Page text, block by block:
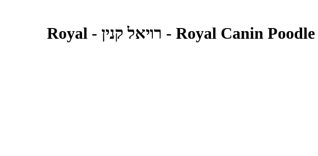
מזון רטוב לכלבים בוגרים מגזע פודל 85 גרם | Royal Canin Poodle Adult Pouch - רויאל קנין - Royal